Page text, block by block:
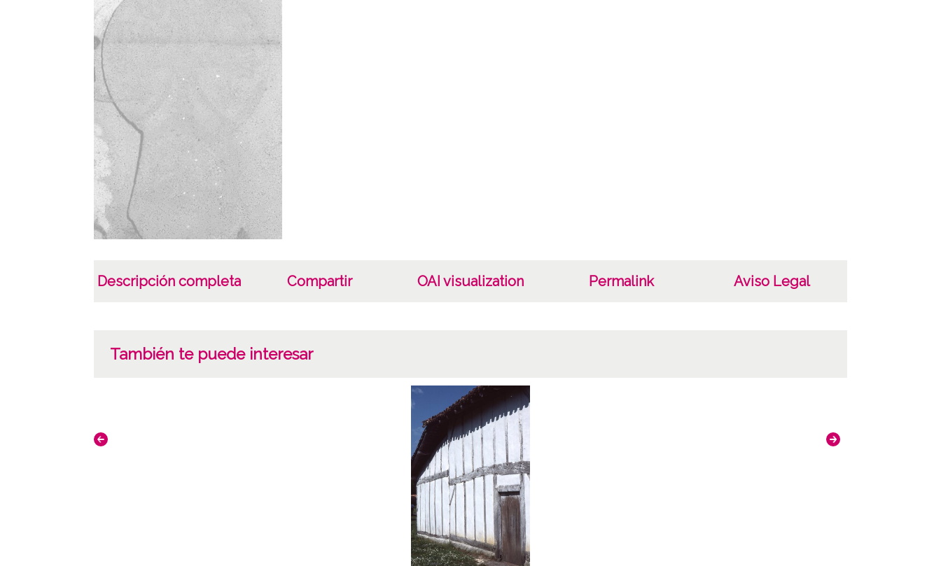
Descripción completa Compartir OAI visualization Permalink Aviso Legal
También te puede interesar